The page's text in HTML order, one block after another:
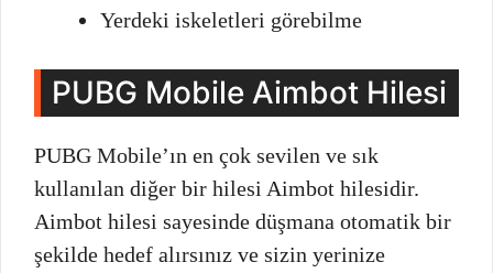
Yerdeki iskeletleri görebilme
PUBG Mobile Aimbot Hilesi
PUBG Mobile’ın en çok sevilen ve sık
kullanılan diğer bir hilesi Aimbot hilesidir.
Aimbot hilesi sayesinde düşmana otomatik bir
şekilde hedef alırsınız ve sizin yerinize